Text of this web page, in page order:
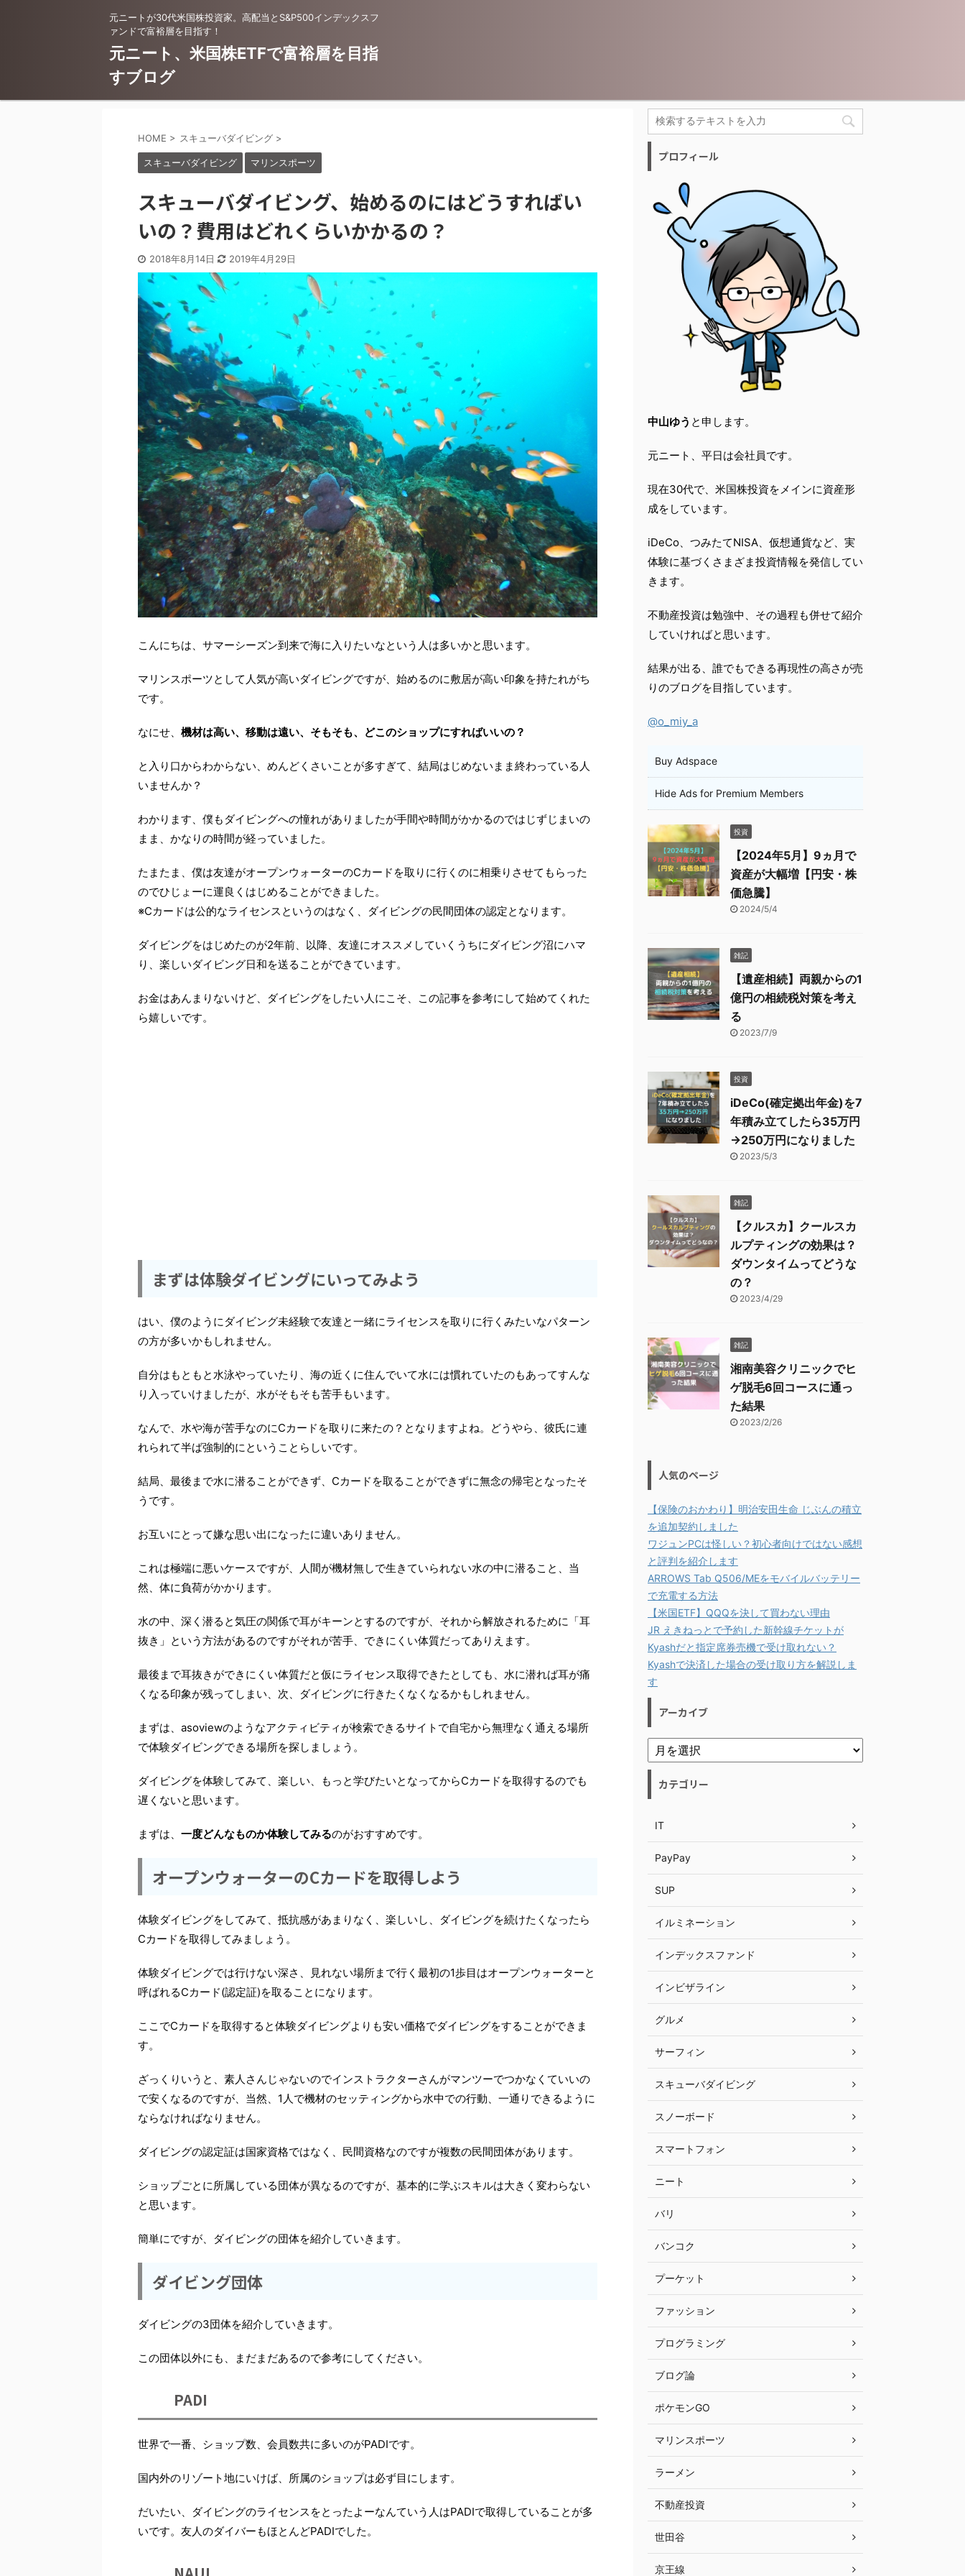
元ニートが30代米国株投資家。高配当とS&P500インデックスフ
ァンドで富裕層を目指す！
元ニート、米国株ETFで富裕層を目指
すブログ
HOME > スキューバダイビング >
スキューバダイビング マリンスポーツ
スキューバダイビング、始めるのにはどうすればい
いの？費用はどれくらいかかるの？
2018年8月14日 2019年4月29日
こんにちは、サマーシーズン到来で海に入りたいなという人は多いかと思います。
マリンスポーツとして人気が高いダイビングですが、始めるのに敷居が高い印象を持たれがち
です。
なにせ、 機材は高い、移動は遠い、そもそも、どこのショップにすればいいの？
と入り口からわからない、めんどくさいことが多すぎて、結局はじめないまま終わっている人
いませんか？
わかります、僕もダイビングへの憧れがありましたが手間や時間がかかるのではじずじまいの
まま、かなりの時間が経っていました。
たまたま、僕は友達がオープンウォーターのCカードを取りに行くのに相乗りさせてもらった
のでひじょーに運良くはじめることができました。
※Cカードは公的なライセンスというのはなく、ダイビングの民間団体の認定となります。
ダイビングをはじめたのが2年前、以降、友達にオススメしていくうちにダイビング沼にハマ
り、楽しいダイビング日和を送ることができています。
お金はあんまりないけど、ダイビングをしたい人にこそ、この記事を参考にして始めてくれた
ら嬉しいです。
まずは体験ダイビングにいってみよう
はい、僕のようにダイビング未経験で友達と一緒にライセンスを取りに行くみたいなパターン
の方が多いかもしれません。
自分はもともと水泳やっていたり、海の近くに住んでいて水には慣れていたのもあってすんな
り入っていけましたが、水がそもそも苦手もいます。
なんで、水や海が苦手なのにCカードを取りに来たの？となりますよね。どうやら、彼氏に連
れられて半ば強制的にということらしいです。
結局、最後まで水に潜ることができず、Cカードを取ることができずに無念の帰宅となったそ
うです。
お互いにとって嫌な思い出になったに違いありません。
これは極端に悪いケースですが、人間が機材無しで生きていられない水の中に潜ること、当
然、体に負荷がかかります。
水の中、深く潜ると気圧の関係で耳がキーンとするのですが、それから解放されるために「耳
抜き」という方法があるのですがそれが苦手、できにくい体質だってありえます。
最後まで耳抜きができにくい体質だと仮にライセンス取得できたとしても、水に潜れば耳が痛
くなる印象が残ってしまい、次、ダイビングに行きたくなくなるかもしれません。
まずは、asoviewのようなアクティビティが検索できるサイトで自宅から無理なく通える場所
で体験ダイビングできる場所を探しましょう。
ダイビングを体験してみて、楽しい、もっと学びたいとなってからCカードを取得するのでも
遅くないと思います。
まずは、 一度どんなものか体験してみるのがおすすめです。
オープンウォーターのCカードを取得しよう
体験ダイビングをしてみて、抵抗感があまりなく、楽しいし、ダイビングを続けたくなったら
Cカードを取得してみましょう。
体験ダイビングでは行けない深さ、見れない場所まで行く最初の1歩目はオープンウォーターと
呼ばれるCカード(認定証)を取ることになります。
ここでCカードを取得すると体験ダイビングよりも安い価格でダイビングをすることができま
す。
ざっくりいうと、素人さんじゃないのでインストラクターさんがマンツーでつかなくていいの
で安くなるのですが、当然、1人で機材のセッティングから水中での行動、一通りできるように
ならなければなりません。
ダイビングの認定証は国家資格ではなく、民間資格なのですが複数の民間団体があります。
ショップごとに所属している団体が異なるのですが、基本的に学ぶスキルは大きく変わらない
と思います。
簡単にですが、ダイビングの団体を紹介していきます。
ダイビング団体
ダイビングの3団体を紹介していきます。
この団体以外にも、まだまだあるので参考にしてください。
PADI
世界で一番、ショップ数、会員数共に多いのがPADIです。
国内外のリゾート地にいけば、所属のショップは必ず目にします。
だいたい、ダイビングのライセンスをとったよーなんていう人はPADIで取得していることが多
いです。友人のダイバーもほとんどPADIでした。
プロフィール
中山ゆう と申します。
元ニート、平日は会社員です。
現在30代で、米国株投資をメインに資産形
成をしています。
iDeCo、つみたてNISA、仮想通貨など、実
体験に基づくさまざま投資情報を発信してい
きます。
不動産投資は勉強中、その過程も併せて紹介
していければと思います。
結果が出る、誰でもできる再現性の高さが売
りのブログを目指しています。
@o_miy_a
Buy Adspace
Hide Ads for Premium Members
投資
【2024年5月】9ヵ月で
資産が大幅増【円安・株
価急騰】
2024/5/4
雑記
【遺産相続】両親からの1
億円の相続税対策を考え
る
2023/7/9
投資
iDeCo(確定拠出年金)を7
年積み立てしたら35万円
→250万円になりました
2023/5/3
雑記
【クルスカ】クールスカ
ルプティングの効果は？
ダウンタイムってどうな
の？
2023/4/29
雑記
湘南美容クリニックでヒ
ゲ脱毛6回コースに通っ
た結果
2023/2/26
人気のページ
【保険のおかわり】明治安田生命 じぶんの積立
を追加契約しました
ワジュンPCは怪しい？初心者向けではない感想
と評判を紹介します
ARROWS Tab Q506/MEをモバイルバッテリー
で充電する方法
【米国ETF】QQQを決して買わない理由
JR えきねっとで予約した新幹線チケットが
Kyashだと指定席券売機で受け取れない？
Kyashで決済した場合の受け取り方を解説しま
す
アーカイブ
カテゴリー
IT
PayPay
SUP
イルミネーション
インデックスファンド
インビザライン
グルメ
サーフィン
スキューバダイビング
スノーボード
スマートフォン
ニート
バリ
バンコク
プーケット
ファッション
プログラミング
ブログ論
ポケモンGO
マリンスポーツ
ラーメン
不動産投資
世田谷
京王線